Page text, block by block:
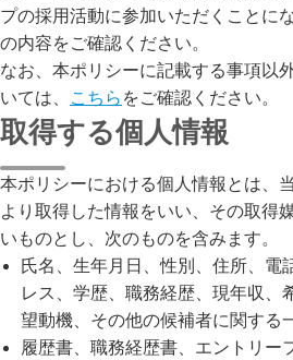
プの採用活動に参加いただくことに
の内容をご確認ください。
なお、本ポリシーに記載する事項以
いては、
こちら をご確認ください。
取得する個人情報
本ポリシーにおける個人情報とは、
より取得した情報をいい、その取得
いものとし、次のものを含みます。
氏名、生年月日、性別、住所、電
レス、学歴、職務経歴、現年収、
望動機、その他の候補者に関する
履歴書、職務経歴書、エントリー